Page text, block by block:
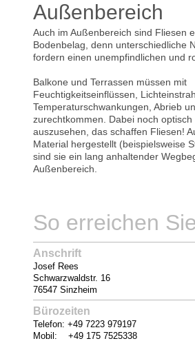
Außenbereich
Auch im Außenbereich sind Fliesen
Bodenbelag, denn unterschiedliche
fordern einen unempfindlichen und
Balkone und Terrassen müssen mit
Feuchtigkeitseinflüssen,
Temperaturschwankungen, Abrieb
zurechtkommen. Dabei noch optisch
auszusehen, das schaffen Fliesen!
Material hergestellt (beispielsweise
sind sie ein lang anhaltender
Außenbereich.
So erreichen
Anschrift
Josef Rees
Schwarzwaldstr. 16
76547 Sinzheim
Bürozeiten
Telefon: +49 7223 979197
Mobil: +49 175 7525338